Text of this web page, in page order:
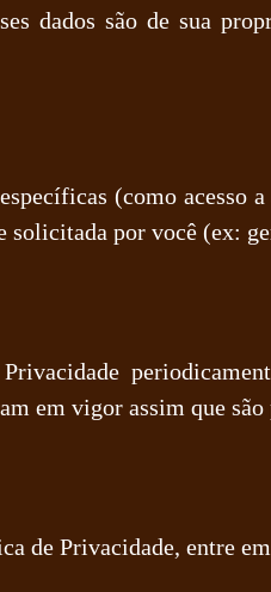
dados são de sua
(como acesso
solicitada por você (ex:
em vigor assim que
de Privacidade, entre